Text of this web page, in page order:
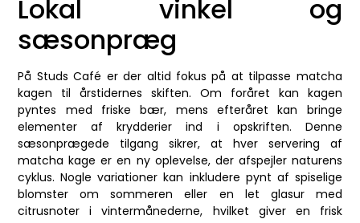
Lokal vinkel og
sæsonpræg
På Studs Café er der altid fokus på at tilpasse matcha
kagen til årstidernes skiften. Om foråret kan kagen
pyntes med friske bær, mens efteråret kan bringe
elementer af krydderier ind i opskriften. Denne
sæsonprægede tilgang sikrer, at hver servering af
matcha kage er en ny oplevelse, der afspejler naturens
cyklus. Nogle variationer kan inkludere pynt af spiselige
blomster om sommeren eller en let glasur med
citrusnoter i vintermånederne, hvilket giver en frisk